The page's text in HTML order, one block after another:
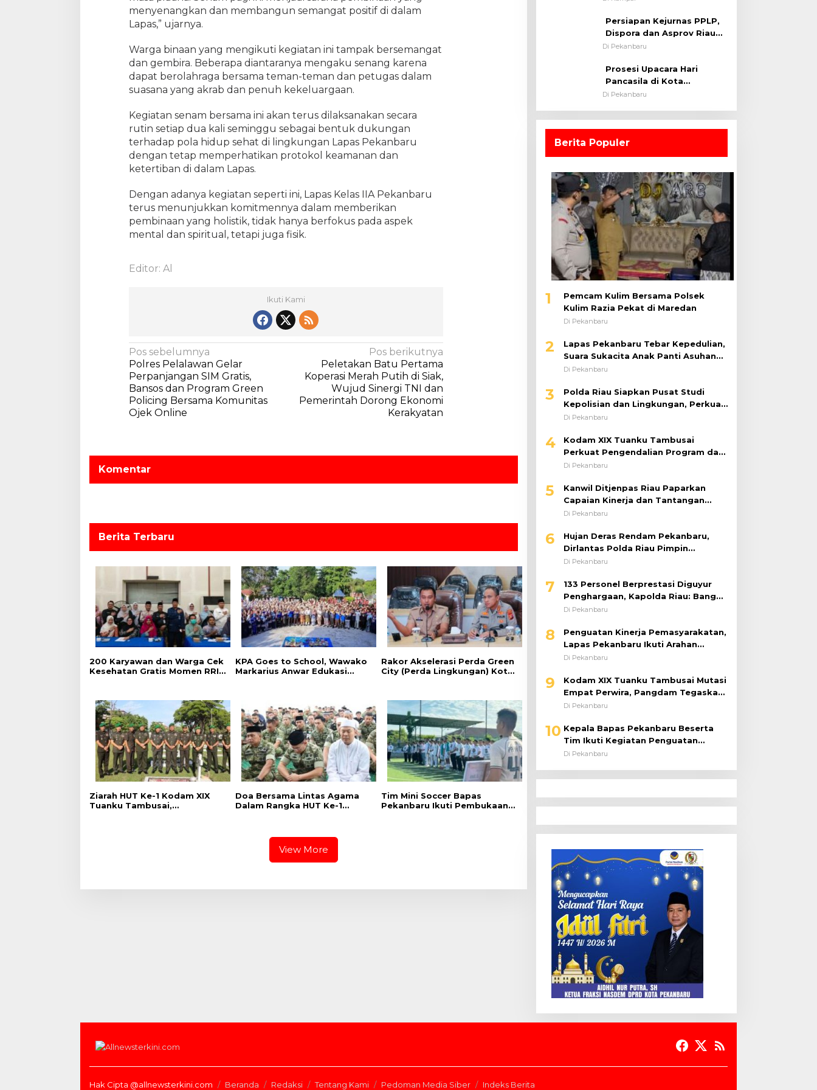
b
a
u
menyenangkan dan membangun semangat positif di dalam
Lapas,” ujarnya.
Warga binaan yang mengikuti kegiatan ini tampak bersemangat
dan gembira. Beberapa diantaranya mengaku senang karena
dapat berolahraga bersama teman-teman dan petugas dalam
suasana yang akrab dan penuh kekeluargaan.
Kegiatan senam bersama ini akan terus dilaksanakan secara
rutin setiap dua kali seminggu sebagai bentuk dukungan
terhadap pola hidup sehat di lingkungan Lapas Pekanbaru
dengan tetap memperhatikan protokol keamanan dan
ketertiban di dalam Lapas.
Dengan adanya kegiatan seperti ini, Lapas Kelas IIA Pekanbaru
terus menunjukkan komitmennya dalam memberikan
pembinaan yang holistik, tidak hanya berfokus pada aspek
mental dan spiritual, tetapi juga fisik.
Editor: Al
Ikuti Kami
N
a
v
i
g
s
i
s
Pos sebelumnya
Polres Pelalawan Gelar
Perpanjangan SIM Gratis,
Bansos dan Program Green
Policing Bersama Komunitas
Ojek Online
Pos berikutnya
Peletakan Batu Pertama
Koperasi Merah Putih di Siak,
Wujud Sinergi TNI dan
Pemerintah Dorong Ekonomi
Kerakyatan
Komentar
Berita Terbaru
‎200 Karyawan dan Warga Cek
Kesehatan Gratis Momen RRI
‎KPA Goes to School, ‎Wawako
Markarius Anwar Edukasi
Rakor Akselerasi Perda Green
City (Perda Lingkungan) Kota
Pekanbaru dan Tim Pakar
Ziarah HUT Ke-1 Kodam XIX
Tuanku Tambusai,
Doa Bersama Lintas Agama
Dalam Rangka HUT Ke-1
Tim Mini Soccer Bapas
Pekanbaru Ikuti Pembukaan
View More
Persiapan Kejurnas PPLP,
Dispora dan Asprov Riau
Tinjau Kelayakan Rumput
Di Pekanbaru
Prosesi Upacara Hari
Pancasila di Kota
Pekanbaru Tetap Khidmat
Di Pekanbaru
Berita Populer
1
Pemcam Kulim Bersama Polsek
Kulim Razia Pekat di Maredan
Di Pekanbaru
2
Lapas Pekanbaru Tebar Kepedulian,
Suara Sukacita Anak Panti Asuhan
Kemuliaan Iringi Bantuan Sosial
Di Pekanbaru
3
Polda Riau Siapkan Pusat Studi
Kepolisian dan Lingkungan, Perkuat
Green Policing Berbasis Riset
Di Pekanbaru
4
Kodam XIX Tuanku Tambusai
Perkuat Pengendalian Program dan
Implementasi Doktrin TNI AD
Di Pekanbaru
5
Kanwil Ditjenpas Riau Paparkan
Capaian Kinerja dan Tantangan
Pemasyarakatan dalam RDP
Di Pekanbaru
6
Hujan Deras Rendam Pekanbaru,
Dirlantas Polda Riau Pimpin
Langsung Urai Kemacetan dan
Di Pekanbaru
7
133 Personel Berprestasi Diguyur
Penghargaan, Kapolda Riau: Bangun
Kepercayaan Publik dengan Karya
Di Pekanbaru
8
Penguatan Kinerja Pemasyarakatan,
Lapas Pekanbaru Ikuti Arahan
Dirjenpas Secara Virtual
Di Pekanbaru
9
Kodam XIX Tuanku Tambusai Mutasi
Empat Perwira, Pangdam Tegaskan
Regenerasi untuk Perkuat Kinerja
Di Pekanbaru
10 Kepala Bapas Pekanbaru Beserta
Tim Ikuti Kegiatan Penguatan
Tugas dan Fungsi serta Paparan
Di Pekanbaru
Hak Cipta @allnewsterkini.com Beranda Redaksi Tentang Kami Pedoman Media Siber Indeks Berita